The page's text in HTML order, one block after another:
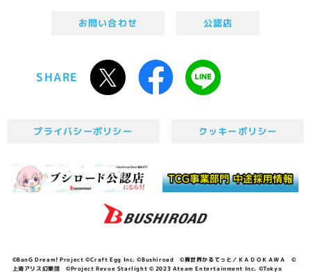
お問い合わせ 公認店
SHARE
プライバシーポリシー クッキーポリシー
©BanG Dream! Project ©Craft Egg Inc. ©Bushiroad ©異世界かるてっと／ＫＡＤＯＫＡＷＡ ©
上海アリス幻樂団 ©Project Revue Starlight © 2023 Ateam Entertainment Inc. ©Tokyo